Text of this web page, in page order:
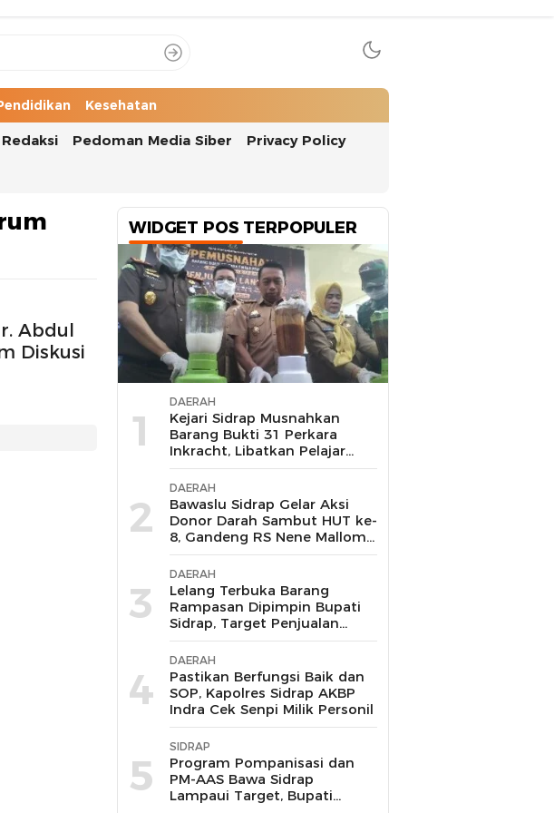
Kesehatan
Redaksi Pedoman Media Siber Privacy Policy
Abdul
Diskusi
WIDGET POS TERPOPULER
1
DAERAH
Kejari Sidrap Musnahkan
Barang Bukti 31 Perkara
Inkracht, Libatkan Pelajar
untuk Edukasi Bahaya
Narkoba
2
DAERAH
Bawaslu Sidrap Gelar Aksi
Donor Darah Sambut HUT ke-
8, Gandeng RS Nene Mallomo
dan Polres
3
DAERAH
Lelang Terbuka Barang
Rampasan Dipimpin Bupati
Sidrap, Target Penjualan
Kejari Berhasil Lampaui Nilai
Limit hingga Rp104,6 Juta
4
DAERAH
Pastikan Berfungsi Baik dan
SOP, Kapolres Sidrap AKBP
Indra Cek Senpi Milik Personil
5
SIDRAP
Program Pompanisasi dan
PM-AAS Bawa Sidrap
Lampaui Target, Bupati